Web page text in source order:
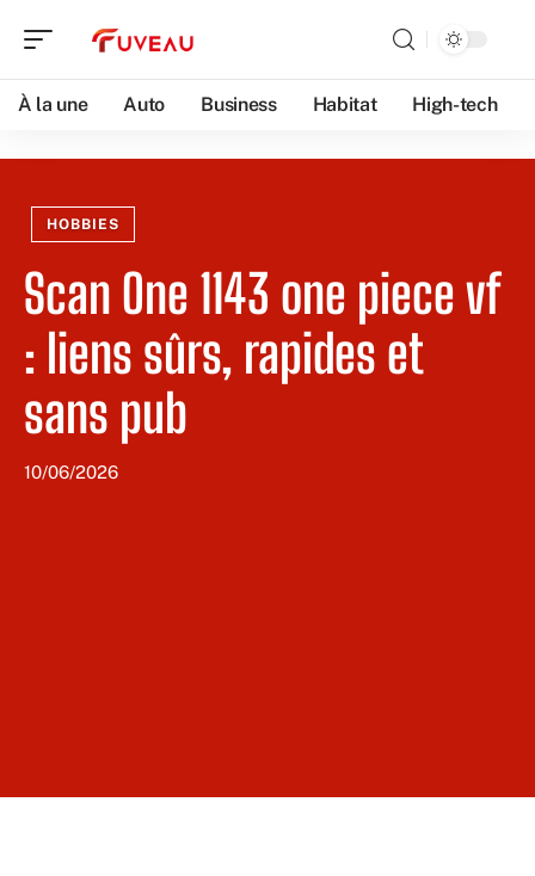
À la une Auto Business Habitat High-tech
HOBBIES
Scan One 1143 one piece vf
: liens sûrs, rapides et
sans pub
10/06/2026